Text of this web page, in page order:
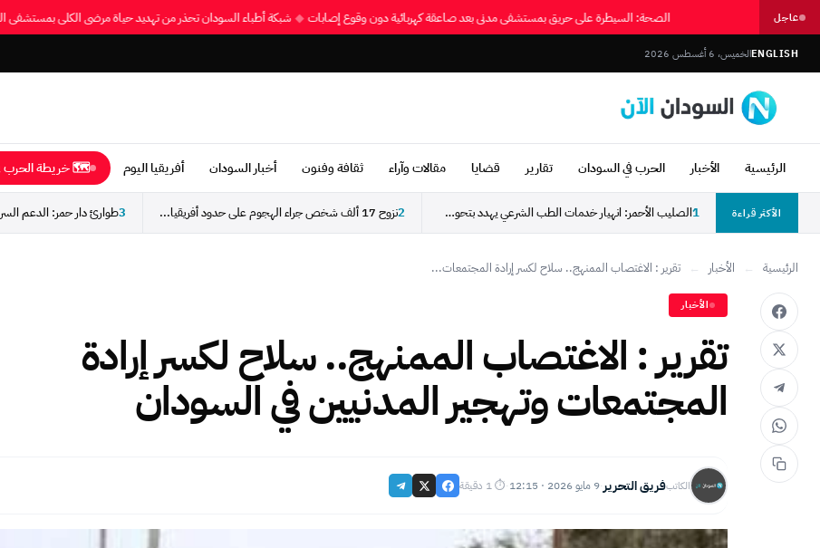
عاجل الصحة: السيطرة على حريق بمستشفى مدني بعد صاعقة كهربائية دون وقوع إصابات ◆ شبكة أطباء السودان تحذر من تهديد حياة مرضى الكلى
ENGLISHالخميس، 6 أغسطس 2026
الرئيسية الأخبار الحرب في السودان تقارير قضايا مقالات وآراء ثقافة وفنون أخبار السودان أفريقيا اليوم 🗺 خريطة الحرب
الأكثر قراءة 1 الصليب الأحمر: انهيار خدمات الطب الشرعي يهدد بتحول آلاف... 2نزوح 17 ألف شخص جراء الهجوم على حدود أفريقيا... 3
الرئيسية ← الأخبار ← تقرير : الاغتصاب الممنهج.. سلاح لكسر إرادة المجتمعات...
الأخبار
تقرير : الاغتصاب الممنهج.. سلاح لكسر إرادة
المجتمعات وتهجير المدنيين في السودان
الكاتبفريق التحرير·9 مايو 2026 · 12:15 ·⏱ 1 دقيقة